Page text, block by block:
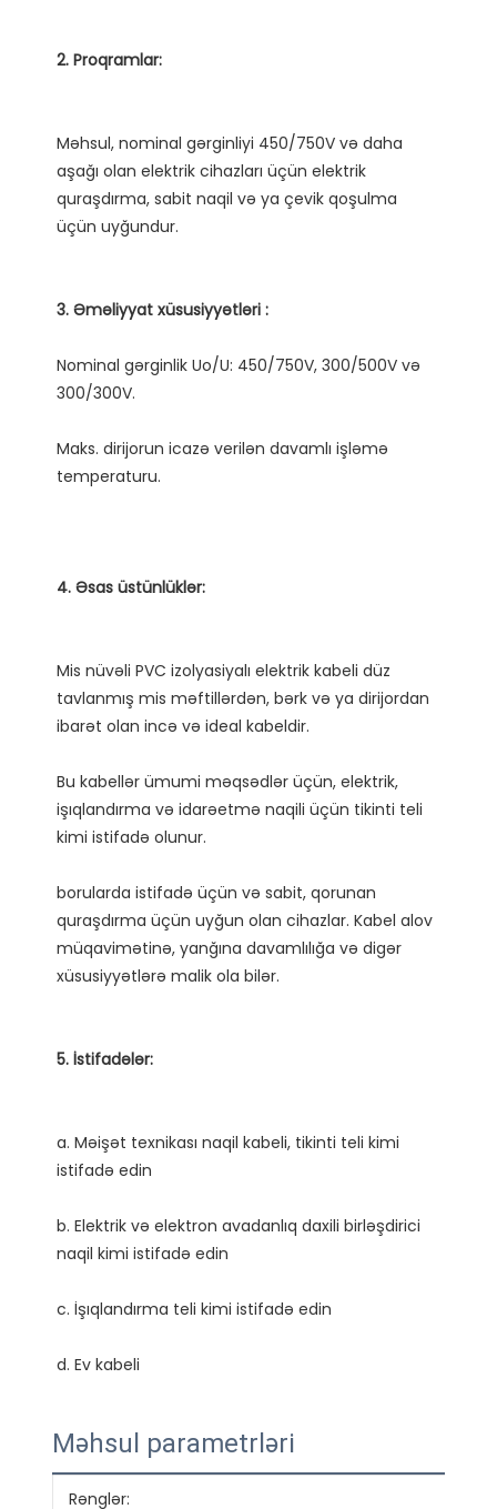
Məhsul, nominal gərginliyi 450/750V və daha
aşağı olan elektrik cihazları üçün elektrik
quraşdırma, sabit naqil və ya çevik qoşulma
Nominal gərginlik Uo/U: 450/750V, 300/500V və
Maks. dirijorun icazə verilən davamlı işləmə
Mis nüvəli PVC izolyasiyalı elektrik kabeli düz
tavlanmış mis məftillərdən, bərk və ya dirijordan
Bu kabellər ümumi məqsədlər üçün, elektrik,
işıqlandırma və idarəetmə naqili üçün tikinti teli
borularda istifadə üçün və sabit, qorunan
quraşdırma üçün uyğun olan cihazlar. Kabel alov
müqavimətinə, yanğına davamlılığa və digər
a. Məişət texnikası naqil kabeli, tikinti teli kimi
b. Elektrik və elektron avadanlıq daxili birləşdirici
Məhsul parametrləri
Rənglər: